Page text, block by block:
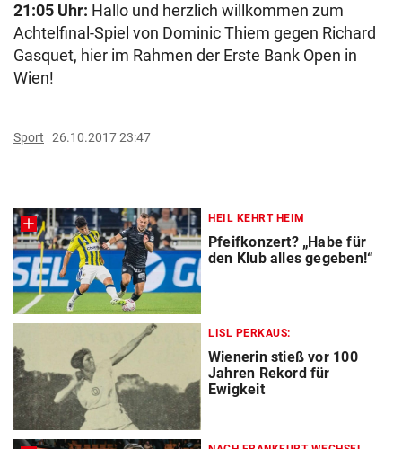
21:05 Uhr: Hallo und herzlich willkommen zum
Achtelfinal-Spiel von Dominic Thiem gegen Richard
Gasquet, hier im Rahmen der Erste Bank Open in
Wien!
Sport 26.10.2017 23:47
HEIL KEHRT HEIM
Pfeifkonzert? „Habe für
den Klub alles gegeben!“
LISL PERKAUS:
Wienerin stieß vor 100
Jahren Rekord für
Ewigkeit